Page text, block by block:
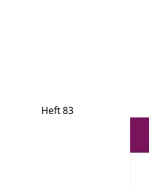
Heft 83